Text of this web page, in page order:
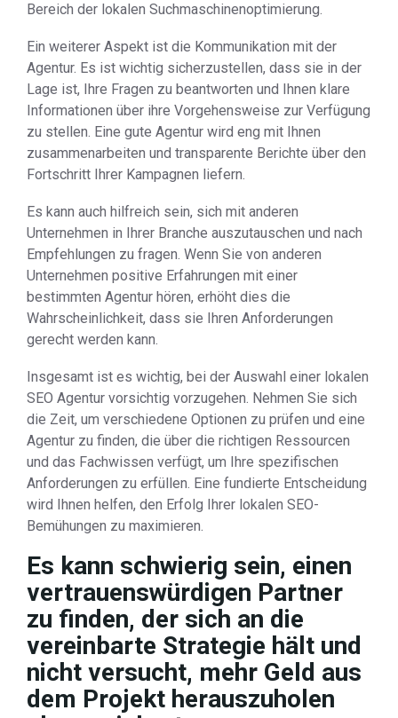
Bereich der lokalen Suchmaschinenoptimierung.
Ein weiterer Aspekt ist die Kommunikation mit der
Agentur. Es ist wichtig sicherzustellen, dass sie in der
Lage ist, Ihre Fragen zu beantworten und Ihnen klare
Informationen über ihre Vorgehensweise zur Verfügung
zu stellen. Eine gute Agentur wird eng mit Ihnen
zusammenarbeiten und transparente Berichte über den
Fortschritt Ihrer Kampagnen liefern.
Es kann auch hilfreich sein, sich mit anderen
Unternehmen in Ihrer Branche auszutauschen und nach
Empfehlungen zu fragen. Wenn Sie von anderen
Unternehmen positive Erfahrungen mit einer
bestimmten Agentur hören, erhöht dies die
Wahrscheinlichkeit, dass sie Ihren Anforderungen
gerecht werden kann.
Insgesamt ist es wichtig, bei der Auswahl einer lokalen
SEO Agentur vorsichtig vorzugehen. Nehmen Sie sich
die Zeit, um verschiedene Optionen zu prüfen und eine
Agentur zu finden, die über die richtigen Ressourcen
und das Fachwissen verfügt, um Ihre spezifischen
Anforderungen zu erfüllen. Eine fundierte Entscheidung
wird Ihnen helfen, den Erfolg Ihrer lokalen SEO-
Bemühungen zu maximieren.
Es kann schwierig sein, einen
vertrauenswürdigen Partner
zu finden, der sich an die
vereinbarte Strategie hält und
nicht versucht, mehr Geld aus
dem Projekt herauszuholen